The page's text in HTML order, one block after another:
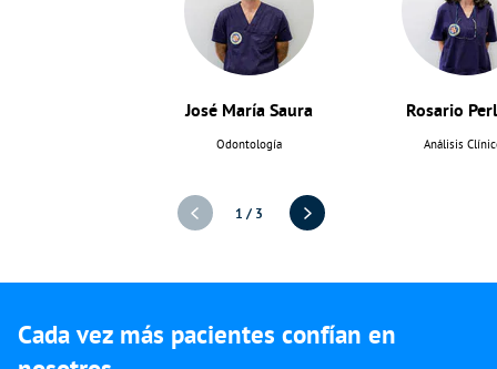
José María Saura
Odontología
Rosario
Análisis
1 / 3
Cada vez más pacientes confían en